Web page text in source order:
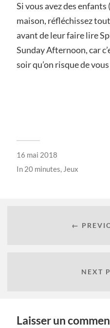
Si vous avez des enfants
maison, réfléchissez
avant de leur faire lire
Sunday Afternoon, car
soir qu’on risque de
16 mai 2018
In 20 minutes, Jeux
←
NEXT
Laisser un